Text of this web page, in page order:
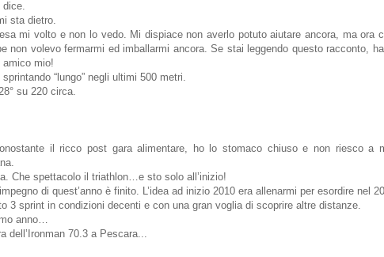
dice.
sta dietro.
mi volto e non lo vedo. Mi dispiace non averlo potuto aiutare ancora, ma ora
non volevo fermarmi ed imballarmi ancora. Se stai leggendo questo racconto,
amico mio!
“lungo” negli ultimi 500 metri.
su 220 circa.
il ricco post gara alimentare, ho lo stomaco chiuso e non riesco a
Che spettacolo il triathlon…e sto solo all’inizio!
di quest’anno è finito. L’idea ad inizio 2010 era allenarmi per esordire nel
3 sprint in condizioni decenti e con una gran voglia di scoprire altre distanze.
anno…
dell’Ironman 70.3 a Pescara...